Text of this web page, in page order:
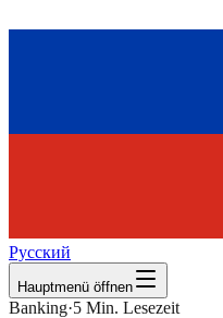
Русский
Hauptmenü öffnen
Banking·5 Min. Lesezeit